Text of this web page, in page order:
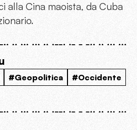
alla Cina maoista, da Cuba
#Geopolitica
#Occidente